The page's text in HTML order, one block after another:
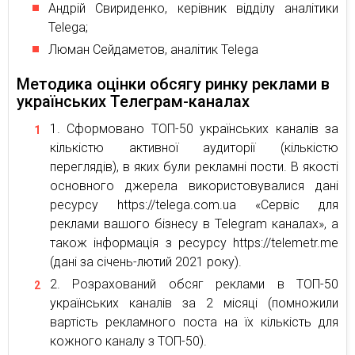
Андрій Свириденко, керівник відділу аналітики
Telega;
Люман Сейдаметов, аналітик Telega
Методика оцінки обсягу ринку реклами в
українських Телеграм-каналах
Сформовано ТОП-50 українських каналів за
кількістю активної аудиторії (кількістю
переглядів), в яких були рекламні пости. В якості
основного джерела використовувалися дані
ресурсу https://telega.com.ua «Сервіс для
реклами вашого бізнесу в Telegram каналах», а
також інформація з ресурсу https://telemetr.me
(дані за січень-лютий 2021 року).
Розрахований обсяг реклами в ТОП-50
українських каналів за 2 місяці (помножили
вартість рекламного поста на їх кількість для
кожного каналу з ТОП-50).